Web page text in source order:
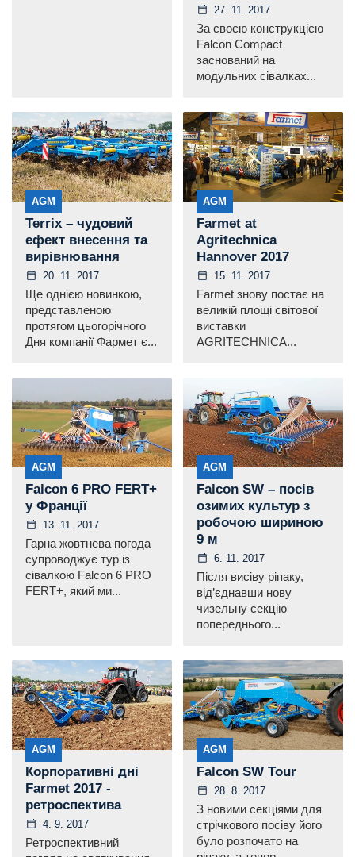
27. 11. 2017
За своєю конструкцією
Falcon Compact
заснований на
модульних сівалках...
AGM
Terrix – чудовий
ефект внесення та
вирівнювання
20. 11. 2017
Ще однією новинкою,
представленою
протягом цьогорічного
Дня компанії Фармет є...
AGM
Farmet at
Agritechnica
Hannover 2017
15. 11. 2017
Farmet знову постає на
великій площі світової
виставки
AGRITECHNICA...
AGM
Falcon 6 PRO FERT+
у Франції
13. 11. 2017
Гарна жовтнева погода
супроводжує тур із
сівалкою Falcon 6 PRO
FERT+, який ми...
AGM
Falcon SW – посів
озимих культур з
робочою шириною
9 м
6. 11. 2017
Після висіву ріпаку,
від’єднавши нову
чизельну секцію
попереднього...
AGM
Корпоративні дні
Farmet 2017 -
ретроспектива
4. 9. 2017
Ретроспективний
AGM
Falcon SW Tour
28. 8. 2017
З новими секціями для
стрічкового посіву його
було розпочато на